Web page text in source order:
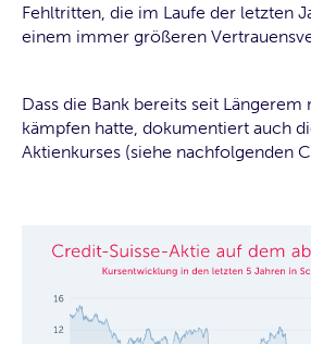
Fehltritten, die im Laufe der letzten
einem immer größeren
Dass die Bank bereits seit
kämpfen hatte, dokumentiert auch
Aktienkurses (siehe nachfolgenden